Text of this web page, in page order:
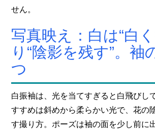
せん。
写真映え：白は“白
り“陰影を残す”。袖
つ
白振袖は、光を当てすぎると白飛びし
すすめは斜めから柔らかい光で、花の
す撮り方。ポーズは袖の面を少し前に